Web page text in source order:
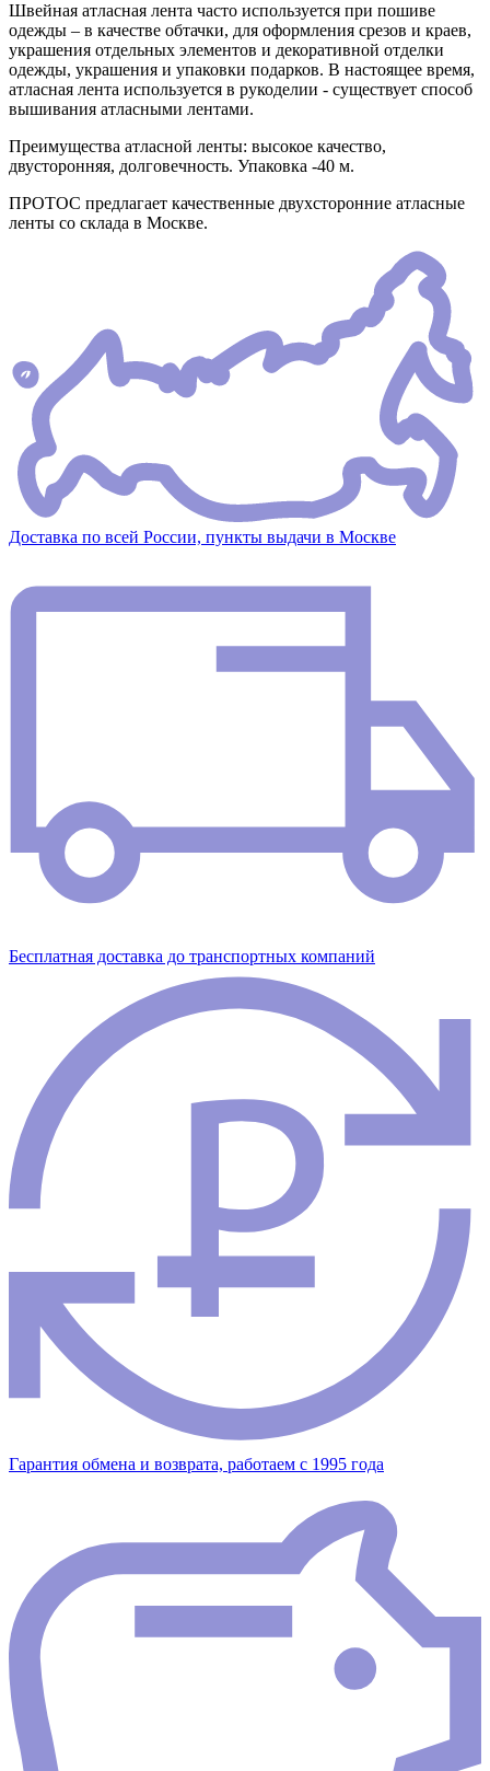
Швейная атласная лента часто используется при пошиве
одежды – в качестве обтачки, для оформления срезов и краев,
украшения отдельных элементов и декоративной отделки
одежды, украшения и упаковки подарков. В настоящее время,
атласная лента используется в рукоделии - существует способ
вышивания атласными лентами.
Преимущества атласной ленты: высокое качество,
двусторонняя, долговечность. Упаковка -40 м.
ПРОТОС предлагает качественные двухсторонние атласные
ленты со склада в Москве.
Доставка по всей России, пункты выдачи в Москве
Бесплатная доставка до транспортных компаний
Гарантия обмена и возврата, работаем с 1995 года